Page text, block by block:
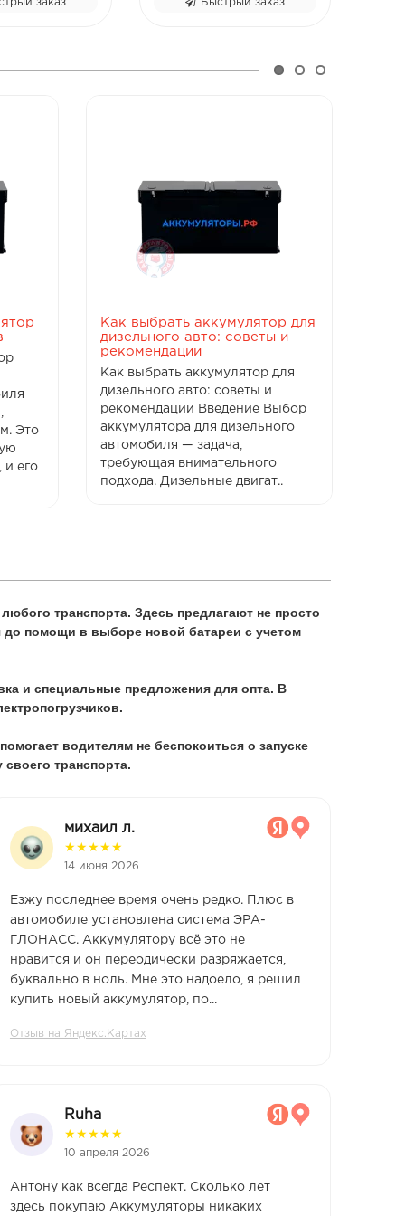
Быстрый заказ
Это
и его
Как выбрать аккумулятор для
дизельного авто: советы и
рекомендации
Как выбрать аккумулятор для
дизельного авто: советы и
рекомендации Введение Выбор
аккумулятора для дизельного
автомобиля — задача,
требующая внимательного
подхода. Дизельные двигат..
транспорта. Здесь предлагают не просто
до помощи в выборе новой батареи с учетом
и специальные предложения для опта. В
водителям не беспокоиться о запуске
транспорта.
михаил л.
★★★★★
14 июня 2026
Езжу последнее время очень редко. Плюс в
автомобиле установлена система ЭРА-
ГЛОНАСС. Аккумулятору всё это не
нравится и он переодически разряжается,
буквально в ноль. Мне это надоело, я решил
купить новый аккумулятор, по...
Отзыв на Яндекс.Картах
Ruha
★★★★★
10 апреля 2026
Антону как всегда Респект. Сколько лет
здесь покупаю Аккумуляторы никаких